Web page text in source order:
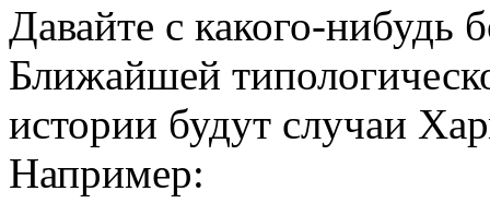
Давайте с какого-нибудь
Ближайшей
истории будут случаи
Например: